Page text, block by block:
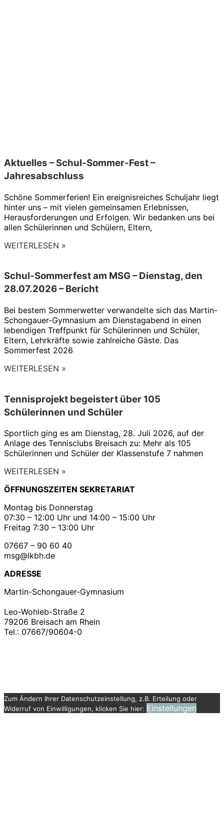
Aktuelles – Schul-Sommer-Fest –
Jahresabschluss
Schöne Sommerferien! Ein ereignisreiches Schuljahr liegt
hinter uns – mit vielen gemeinsamen Erlebnissen,
Herausforderungen und Erfolgen. Wir bedanken uns bei
allen Schülerinnen und Schülern, Eltern,
WEITERLESEN »
Schul-Sommerfest am MSG – Dienstag, den
28.07.2026 – Bericht
Bei bestem Sommerwetter verwandelte sich das Martin-
Schongauer-Gymnasium am Dienstagabend in einen
lebendigen Treffpunkt für Schülerinnen und Schüler,
Eltern, Lehrkräfte sowie zahlreiche Gäste. Das
Sommerfest 2026
WEITERLESEN »
Tennisprojekt begeistert über 105
Schülerinnen und Schüler
Sportlich ging es am Dienstag, 28. Juli 2026, auf der
Anlage des Tennisclubs Breisach zu: Mehr als 105
Schülerinnen und Schüler der Klassenstufe 7 nahmen
WEITERLESEN »
ÖFFNUNGSZEITEN SEKRETARIAT
Montag bis Donnerstag
07:30 – 12:00 Uhr und 14:00 – 15:00 Uhr
Freitag 7:30 – 13:00 Uhr
07667 – 90 60 40
msg@lkbh.de
ADRESSE
Martin-Schongauer-Gymnasium
Leo-Wohleb-Straße 2
79206 Breisach am Rhein
Tel.: 07667/90604-0
Zum Ändern Ihrer Datenschutzeinstellung, z.B. Erteilung oder
Widerruf von Einwilligungen, klicken Sie hier: Einstellungen